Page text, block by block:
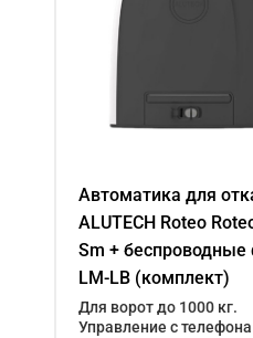
Автоматика для
ALUTECH Roteo
Sm +
LM-LB (комплект)
Для ворот до 1000 кг.
Управление с телефона